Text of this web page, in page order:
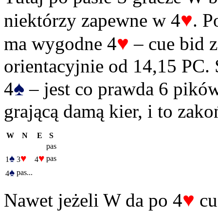
niektórzy zapewne w 4♥.
ma wygodne 4♥ – cue bid
orientacyjnie od 14,15 PC.
4♠ – jest co prawda 6
grającą damą kier, i to
W N E
S
pas
1♠ 3♥ 4♥ pas
4♠ pas...
Nawet jeżeli W da po 4♥